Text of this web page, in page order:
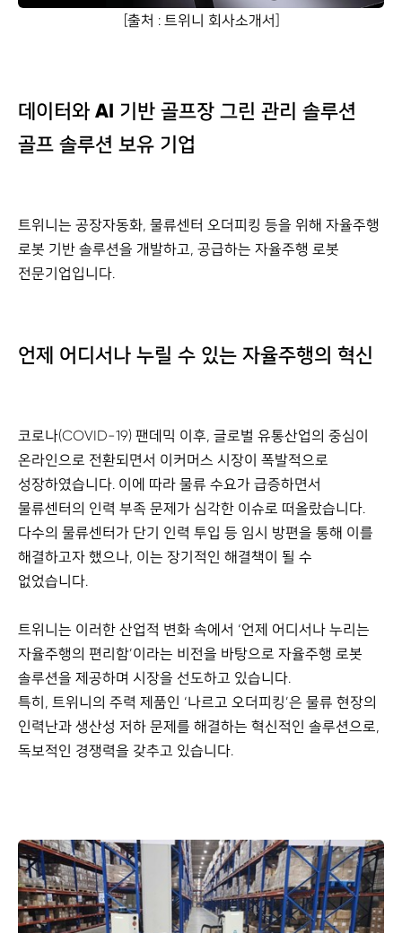
[출처 : 트위니 회사소개서]
데이터와 AI 기반 골프장 그린 관리 솔루션
골프 솔루션 보유 기업
트위니는 공장자동화, 물류센터 오더피킹 등을 위해 자율주행
로봇 기반 솔루션을 개발하고, 공급하는 자율주행 로봇
전문기업입니다.
언제 어디서나 누릴 수 있는 자율주행의 혁신
코로나(COVID-19) 팬데믹 이후, 글로벌 유통산업의 중심이
온라인으로 전환되면서 이커머스 시장이 폭발적으로
성장하였습니다. 이에 따라 물류 수요가 급증하면서
물류센터의 인력 부족 문제가 심각한 이슈로 떠올랐습니다.
다수의 물류센터가 단기 인력 투입 등 임시 방편을 통해 이를
해결하고자 했으나, 이는 장기적인 해결책이 될 수
없었습니다.
트위니는 이러한 산업적 변화 속에서 ‘언제 어디서나 누리는
자율주행의 편리함’이라는 비전을 바탕으로 자율주행 로봇
솔루션을 제공하며 시장을 선도하고 있습니다.
특히, 트위니의 주력 제품인 ‘나르고 오더피킹’은 물류 현장의
인력난과 생산성 저하 문제를 해결하는 혁신적인 솔루션으로,
독보적인 경쟁력을 갖추고 있습니다.